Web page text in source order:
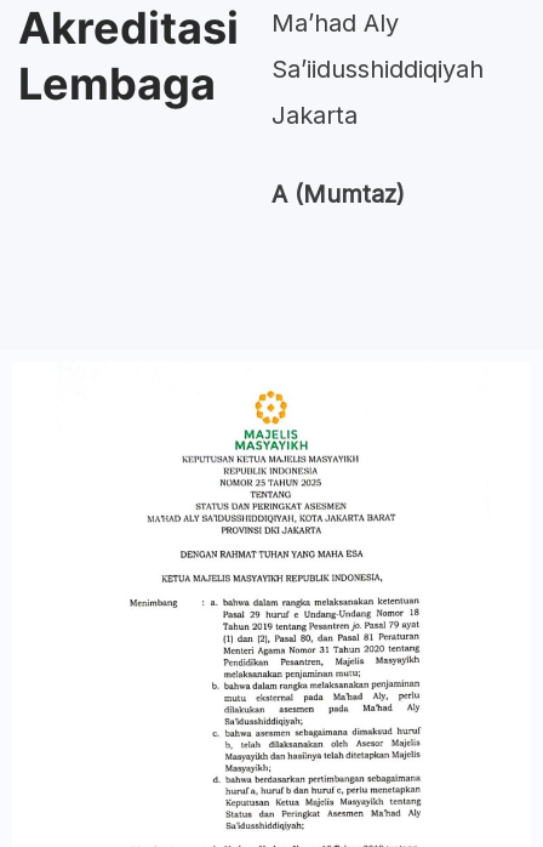
Akreditasi
Lembaga
Ma’had Aly
Sa’iidusshiddiqiyah
Jakarta
A (Mumtaz)